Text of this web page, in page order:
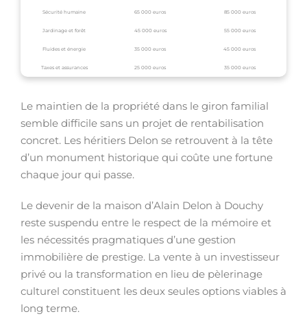
Sécurité humaine 65 000 euros 85 000 euros
Jardinage et forêt 45 000 euros 55 000 euros
Fluides et énergie 35 000 euros 45 000 euros
Taxes et assurances 25 000 euros 35 000 euros
Le maintien de la propriété dans le giron familial
semble difficile sans un projet de rentabilisation
concret. Les héritiers Delon se retrouvent à la tête
d’un monument historique qui coûte une fortune
chaque jour qui passe.
Le devenir de la maison d’Alain Delon à Douchy
reste suspendu entre le respect de la mémoire et
les nécessités pragmatiques d’une gestion
immobilière de prestige. La vente à un investisseur
privé ou la transformation en lieu de pèlerinage
culturel constituent les deux seules options viables à
long terme.